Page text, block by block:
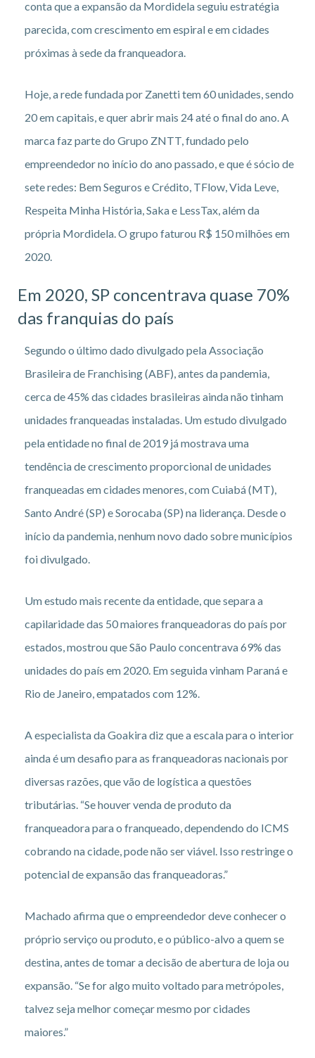
conta que a expansão da Mordidela seguiu estratégia
parecida, com crescimento em espiral e em cidades
próximas à sede da franqueadora.
Hoje, a rede fundada por Zanetti tem 60 unidades, sendo
20 em capitais, e quer abrir mais 24 até o final do ano. A
marca faz parte do Grupo ZNTT, fundado pelo
empreendedor no início do ano passado, e que é sócio de
sete redes: Bem Seguros e Crédito, TFlow, Vida Leve,
Respeita Minha História, Saka e LessTax, além da
própria Mordidela. O grupo faturou R$ 150 milhões em
2020.
Em 2020, SP concentrava quase 70%
das franquias do país
Segundo o último dado divulgado pela Associação
Brasileira de Franchising (ABF), antes da pandemia,
cerca de 45% das cidades brasileiras ainda não tinham
unidades franqueadas instaladas. Um estudo divulgado
pela entidade no final de 2019 já mostrava uma
tendência de crescimento proporcional de unidades
franqueadas em cidades menores, com Cuiabá (MT),
Santo André (SP) e Sorocaba (SP) na liderança. Desde o
início da pandemia, nenhum novo dado sobre municípios
foi divulgado.
Um estudo mais recente da entidade, que separa a
capilaridade das 50 maiores franqueadoras do país por
estados, mostrou que São Paulo concentrava 69% das
unidades do país em 2020. Em seguida vinham Paraná e
Rio de Janeiro, empatados com 12%.
A especialista da Goakira diz que a escala para o interior
ainda é um desafio para as franqueadoras nacionais por
diversas razões, que vão de logística a questões
tributárias. “Se houver venda de produto da
franqueadora para o franqueado, dependendo do ICMS
cobrando na cidade, pode não ser viável. Isso restringe o
potencial de expansão das franqueadoras.”
Machado afirma que o empreendedor deve conhecer o
próprio serviço ou produto, e o público-alvo a quem se
destina, antes de tomar a decisão de abertura de loja ou
expansão. “Se for algo muito voltado para metrópoles,
talvez seja melhor começar mesmo por cidades
maiores.”